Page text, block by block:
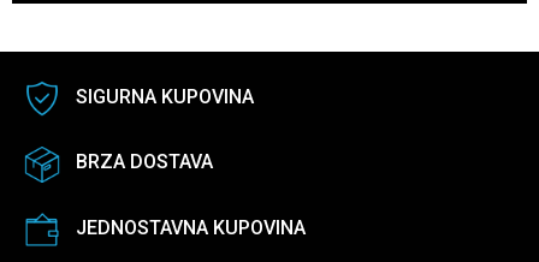
SIGURNA KUPOVINA
BRZA DOSTAVA
JEDNOSTAVNA KUPOVINA